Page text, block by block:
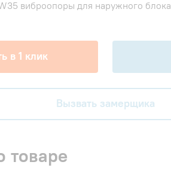
виброопоры для наружного блока
в 1 клик
Вызвать замерщика
товаре